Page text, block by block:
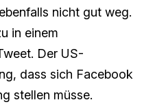
nicht gut weg.
in einem
Der US-
dass sich Facebook
stellen müsse.